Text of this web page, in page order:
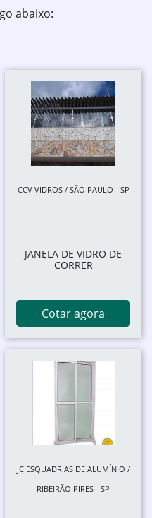
abaixo:
CCV VIDROS / SÃO PAULO - SP
JANELA DE VIDRO DE
CORRER
Cotar agora
JC ESQUADRIAS DE ALUMÍNIO /
RIBEIRÃO PIRES - SP